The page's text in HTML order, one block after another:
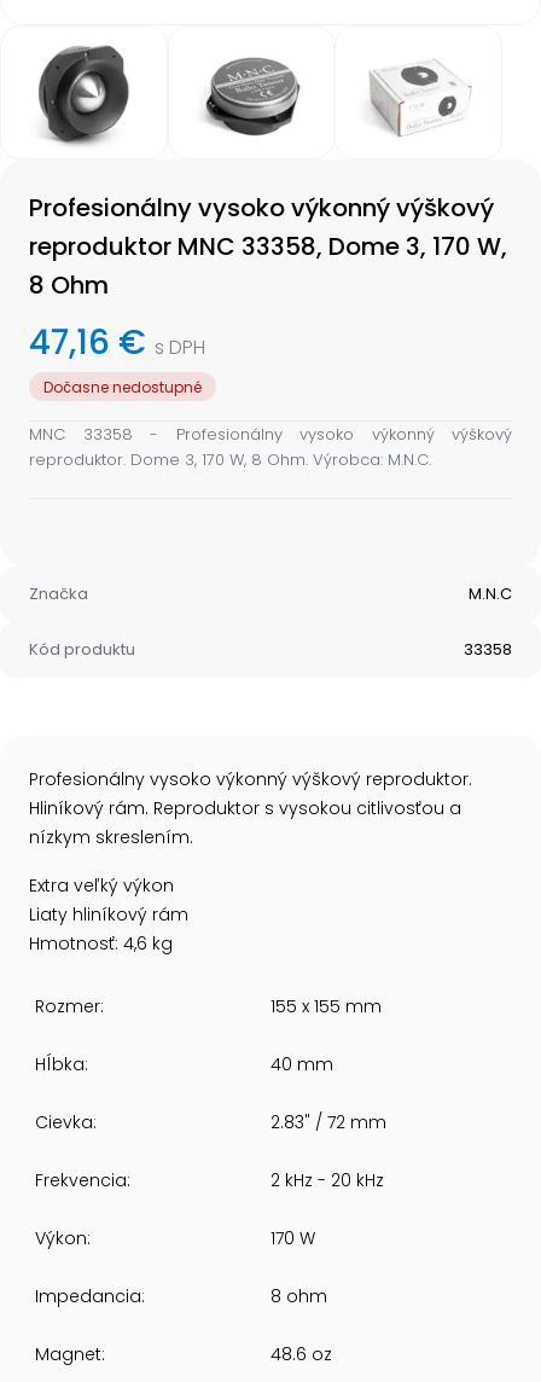
Profesionálny vysoko výkonný výškový
reproduktor MNC 33358, Dome 3, 170 W,
8 Ohm
47,16 € s DPH
Dočasne nedostupné
MNC 33358 - Profesionálny vysoko výkonný výškový
reproduktor. Dome 3, 170 W, 8 Ohm. Výrobca: M.N.C.
Značka M.N.C
Kód produktu 33358
Profesionálny vysoko výkonný výškový reproduktor.
Hliníkový rám. Reproduktor s vysokou citlivosťou a
nízkym skreslením.
Extra veľký výkon
Liaty hliníkový rám
Hmotnosť: 4,6 kg
Rozmer: 155 x 155 mm
Hĺbka: 40 mm
Cievka: 2.83" / 72 mm
Frekvencia: 2 kHz - 20 kHz
Výkon: 170 W
Impedancia: 8 ohm
Magnet: 48.6 oz